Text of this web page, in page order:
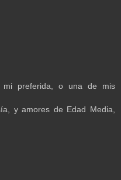
mi preferida, o una de mis
y amores de Edad Media,